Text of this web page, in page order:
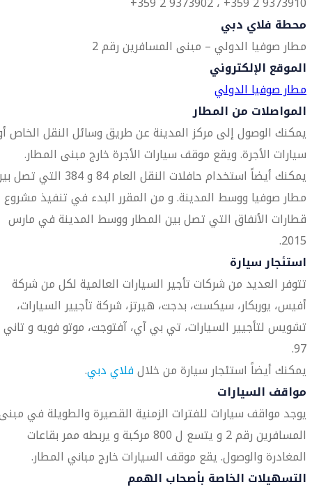
محطة فلاي دبي
مطار صوفيا الدولي – مبنى المسافرين رقم 2
الموقع الإلكتروني
مطار صوفيا الدولي
المواصلات من المطار
يمكنك الوصول إلى مركز المدينة عن طريق وسائل النقل الخاص
سيارات الأجرة. ويقع موقف سيارات الأجرة خارج مبنى المطار.
يمكنك أيضاً استخدام حافلات النقل العام 84 و 384
مطار صوفيا ووسط المدينة. و من المقرر البدء في تنفيذ مشروع
قطارات الأنفاق التي تصل بين المطار ووسط المدينة في مارس
2015.
استئجار سيارة
تتوفر العديد من شركات تأجير السيارات العالمية لكل من شركة
أفيس، يوربكار، سيكست، بدجت، هيرتز، شركة تأجيير السيارات،
تشويس لتأجيير السيارات، تي بي آي، آفتوجت، موتو فويه و تاني
97.
يمكنك أيضاً استئجار سيارة من خلالفلاي دبي.
مواقف السيارات
يوجد مواقف سيارات للفترات الزمنية القصيرة والطويلة في
المسافرين رقم 2 و يتسع ل 800 مركبة و يربطه ممر بقاعات
المغادرة والوصول. يقع موقف السيارات خارج مباني المطار.
التسهيلات الخاصة بأصحاب الهمم